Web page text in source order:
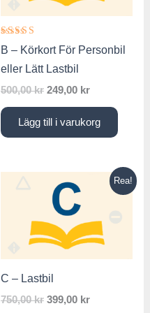
Betygsatt
5.00
av 5
B – Körkort För Personbil
eller Lätt Lastbil
500,00kr 249,00 kr
Lägg till i varukorg
Rea!
C – Lastbil
750,00kr
ursprungliga
priset
var:
750,00 kr.
399,00 kr
nuvarande
399,00 kr.